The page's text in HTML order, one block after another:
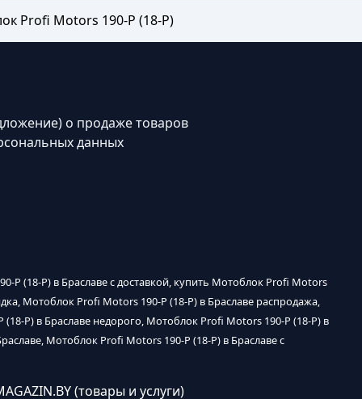
Profi Motors 190-P (18-P)
о продаже товаров
данных
P (18-P) в Браславе с доставкой, купить Мотоблок Profi Motors
Мотоблок Profi Motors 190-P (18-P) в Браславе распродажа,
P) в Браславе недорого, Мотоблок Profi Motors 190-P (18-P) в
Мотоблок Profi Motors 190-P (18-P) в Браславе с
(товары и услуги)